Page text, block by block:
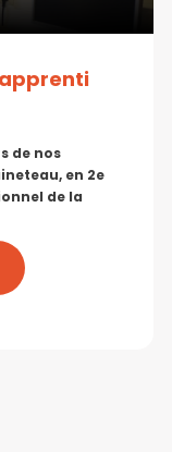
de nos
en 2e
de la